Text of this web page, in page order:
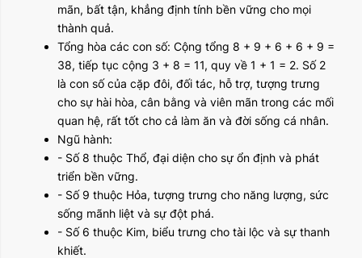
mãn, bất tận, khẳng định tính bền vững cho mọi
thành quả.
Tổng hòa các con số: Cộng tổng 8 + 9 + 6 + 6 + 9 =
38, tiếp tục cộng 3 + 8 = 11, quy về 1 + 1 = 2. Số 2
là con số của cặp đôi, đối tác, hỗ trợ, tượng trưng
cho sự hài hòa, cân bằng và viên mãn trong các mối
quan hệ, rất tốt cho cả làm ăn và đời sống cá nhân.
Ngũ hành:
- Số 8 thuộc Thổ, đại diện cho sự ổn định và phát
triển bền vững.
- Số 9 thuộc Hỏa, tượng trưng cho năng lượng, sức
sống mãnh liệt và sự đột phá.
- Số 6 thuộc Kim, biểu trưng cho tài lộc và sự thanh
khiết.